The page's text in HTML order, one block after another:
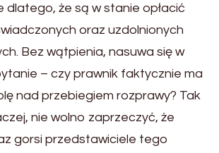
dlatego, że są w stanie opłacić
oraz uzdolnionych
Bez wątpienia, nasuwa się w
– czy prawnik faktycznie ma
nad przebiegiem rozprawy? Tak
nie wolno zaprzeczyć, że
gorsi przedstawiciele tego